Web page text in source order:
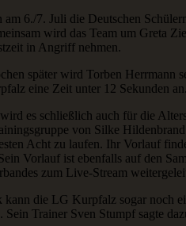
am 6./7. Juli die Deutschen
wird das Team um Greta
in Angriff nehmen.
später wird Torben Herrmann
eine Zeit unter 12 Sekunden an.
es schließlich auch für die
von Silke
Acht zu laufen. Ihr Vorlauf
Vorlauf ist ebenfalls auf den
zum Live-Stream
die LG Kurpfalz sogar noch
Sein Trainer Sven Stumpf sagte